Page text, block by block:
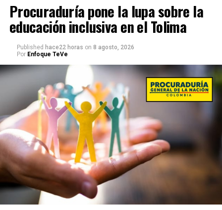
Procuraduría pone la lupa sobre la
educación inclusiva en el Tolima
Published hace22 horas on 8 agosto, 2026
Por Enfoque TeVe